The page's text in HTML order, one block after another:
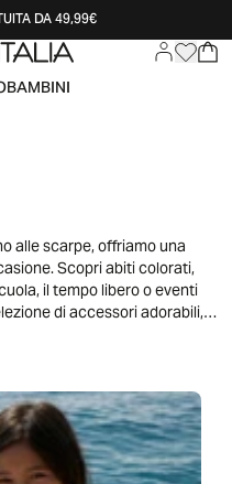
DA 49,99€
BAMBINI
alle scarpe, offriamo una
Scopri abiti colorati,
il tempo libero o eventi
di accessori adorabili,
Con la nostra collezione
creatività attraverso la moda